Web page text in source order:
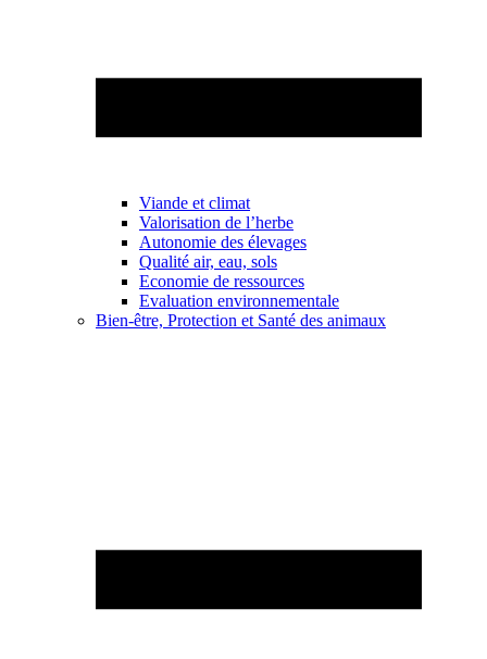
Viande et climat
Valorisation de l’herbe
Autonomie des élevages
Qualité air, eau, sols
Economie de ressources
Evaluation environnementale
Bien-être, Protection et Santé des animaux